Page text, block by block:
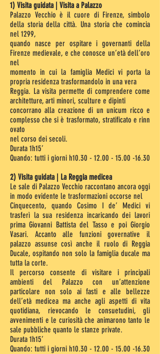
1) Visita guidata | Visita a Palazzo
Palazzo Vecchio è il cuore di Firenze, simbolo
della storia della città. Una storia che comincia
nel 1299,
quando nasce per ospitare i governanti della
Firenze medievale, e che conosce un’età dell’oro
nel
momento in cui la famiglia Medici vi porta la
propria residenza trasformandolo in una vera
Reggia. La visita permette di comprendere come
architetture, arti minori, sculture e dipinti
concorrano alla creazione di un unicum ricco e
complesso che si è trasformato, stratificato e rinn
ovato
nel corso dei secoli.
Durata 1h15’
Quando: tutti i giorni h10.30 - 12.00 - 15.00 -16.30
2) Visita guidata | La Reggia medicea
Le sale di Palazzo Vecchio raccontano ancora oggi
in modo evidente le trasformazioni occorse nel
Cinquecento, quando Cosimo I de’ Medici vi
trasferì la sua residenza incaricando dei lavori
prima Giovanni Battista del Tasso e poi Giorgio
Vasari. Accanto alle funzioni governative il
palazzo assunse così anche il ruolo di Reggia
Ducale, ospitando non solo la famiglia ducale ma
tutta la corte.
Il percorso consente di visitare i principali
ambienti del Palazzo con un’attenzione
particolare non solo ai fasti e alle bellezze
dell’età medicea ma anche agli aspetti di vita
quotidiana, rievocando le consuetudini, gli
avvenimenti e le curiosità che animarono tanto le
sale pubbliche quanto le stanze private.
Durata 1h15’
Quando: tutti i giorni h10.30 - 12.00 - 15.00 -16.30